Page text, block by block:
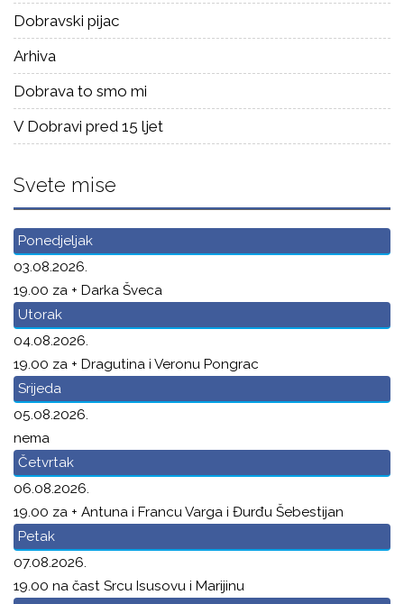
Dobravski pijac
Arhiva
Dobrava to smo mi
V Dobravi pred 15 ljet
Svete mise
Ponedjeljak
03.08.2026.
19.00 za + Darka Šveca
Utorak
04.08.2026.
19.00 za + Dragutina i Veronu Pongrac
Srijeda
05.08.2026.
nema
Četvrtak
06.08.2026.
19.00 za + Antuna i Francu Varga i Đurđu Šebestijan
Petak
07.08.2026.
19.00 na čast Srcu Isusovu i Marijinu